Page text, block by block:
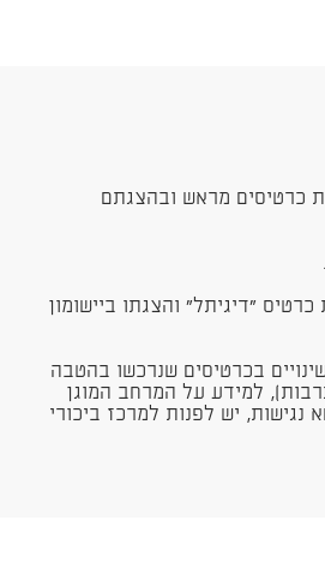
כרטיסים מראש ובהצגתם
"דיגיתל" והצגתו ביישומון
בכרטיסים שנרכשו בהטבה
למידע על המרחב המוגן
נגישות, יש לפנות למרכז ביכורי